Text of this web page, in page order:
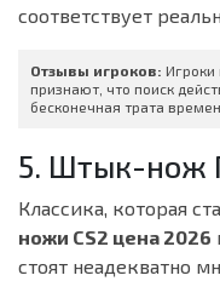
соответствует
Отзывы игроков: Игроки
признают, что поиск
бесконечная трата
5. Штык-нож
Классика, которая
ножи CS2 цена 2026
стоят неадекватно